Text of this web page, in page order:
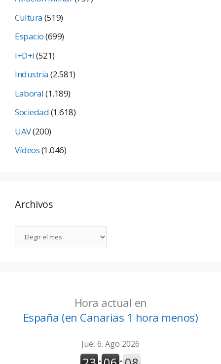
Cultura(519)
Espacio(699)
I+D+i(521)
Industria(2.581)
Laboral(1.189)
Sociedad(1.618)
UAV(200)
Vídeos(1.046)
Archivos
Hora actual en
España (en Canarias 1 hora menos)